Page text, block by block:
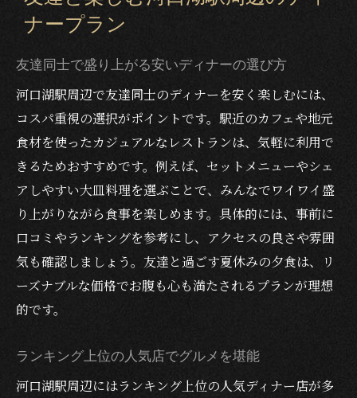
ナープラン
友達同士で盛り上がる安いディナーの選び方
河口湖駅周辺で友達同士のディナーを安く楽しむには、
コスパ重視の選択がポイントです。駅近のカフェや地元
食材を使ったカジュアルなレストランは、気軽に利用で
きるためおすすめです。例えば、セットメニューやシェ
アしやすい大皿料理を選ぶことで、みんなでワイワイ盛
り上がりながら食事を楽しめます。具体的には、事前に
口コミやランキングを参考にし、アクセスの良さや雰囲
気も確認しましょう。友達と過ごす夏休みの夕食は、リ
ーズナブルな価格でお腹も心も満たされるプランが理想
的です。
ランキング上位の人気店でグルメを堪能
河口湖駅周辺にはランキング上位の人気ディナー店が多